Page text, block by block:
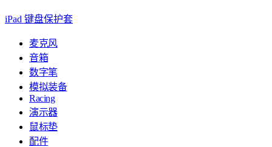
iPad 键盘保护套
麦克风
音箱
数字笔
模拟装备
Racing
演示器
鼠标垫
配件